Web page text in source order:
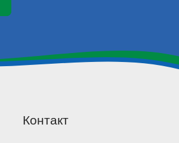
Контакт